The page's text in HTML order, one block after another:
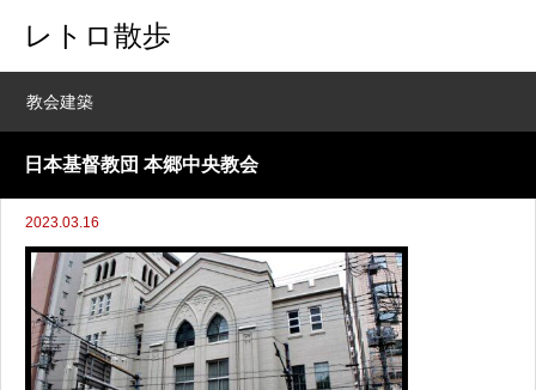
レトロ散歩
教会建築
日本基督教団 本郷中央教会
2023.03.16